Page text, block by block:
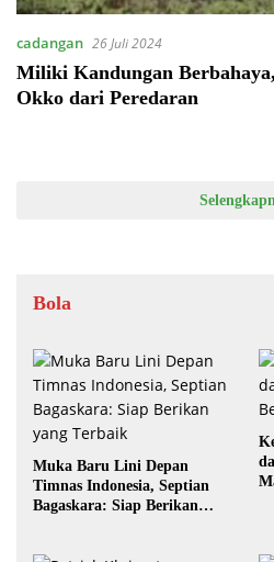
cadangan 26 Juli 2024
Miliki Kandungan
Okko dari Peredaran
Bola
Muka Baru Lini Depan
Timnas Indonesia, Septian
Bagaskara: Siap Berikan